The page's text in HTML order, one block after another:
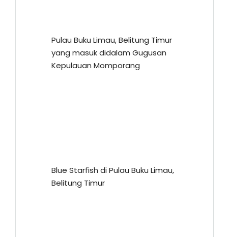
Pulau Buku Limau, Belitung Timur
yang masuk didalam Gugusan
Kepulauan Momporang
Blue Starfish di Pulau Buku Limau,
Belitung Timur